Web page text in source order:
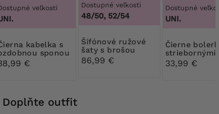
veľkosti
s
sponou
€
Dostupné veľkosti
48/50, 52/54
Šifónové ružové
šaty s brošou
86,99 €
Dostupné
UNI.
Čierne bolerko so
striebornými
ozdobami
33,99 €
Doplňte outfit